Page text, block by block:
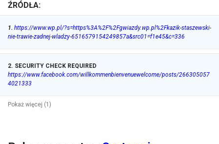
ŹRÓDŁA:
1. https://www.wp.pl/?s=https%3A%2F%2Fgwiazdy.wp.pl%2Fkazik-staszewski-
nie-trawie-zadnej-wladzy-6516579154249857a&src01=f1e45&c=336
2. SECURITY CHECK REQUIRED
https://www.facebook.com/willkommenbienvenuewelcome/posts/266305057
4021333
Pokaż więcej (1)